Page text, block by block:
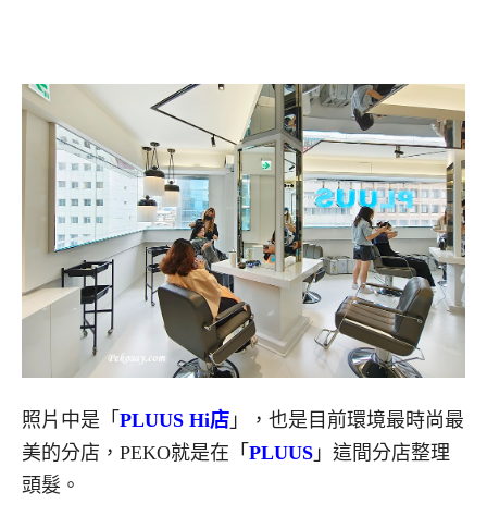
照片中是「 PLUUS Hi店 」，也是目前環境最時尚最
美的分店，PEKO就是在「 PLUUS 」這間分店整理
頭髮。